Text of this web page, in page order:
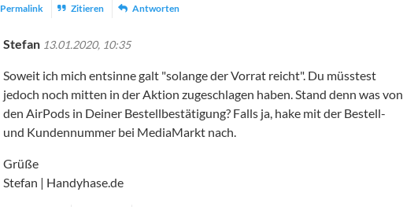
Permalink Zitieren Antworten
Stefan 13.01.2020, 10:35
Soweit ich mich entsinne galt "solange der Vorrat reicht". Du müsstest
jedoch noch mitten in der Aktion zugeschlagen haben. Stand denn was von
den AirPods in Deiner Bestellbestätigung? Falls ja, hake mit der Bestell-
und Kundennummer bei MediaMarkt nach.
Grüße
Stefan | Handyhase.de